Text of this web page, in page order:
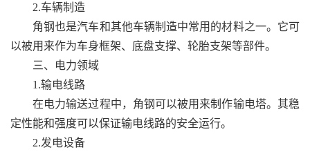
2.车辆制造
角钢也是汽车和其他车辆制造中常用的材料之一。它可
以被用来作为车身框架、底盘支撑、轮胎支架等部件。
三、电力领域
1.输电线路
在电力输送过程中，角钢可以被用来制作输电塔。其稳
定性能和强度可以保证输电线路的安全运行。
2.发电设备